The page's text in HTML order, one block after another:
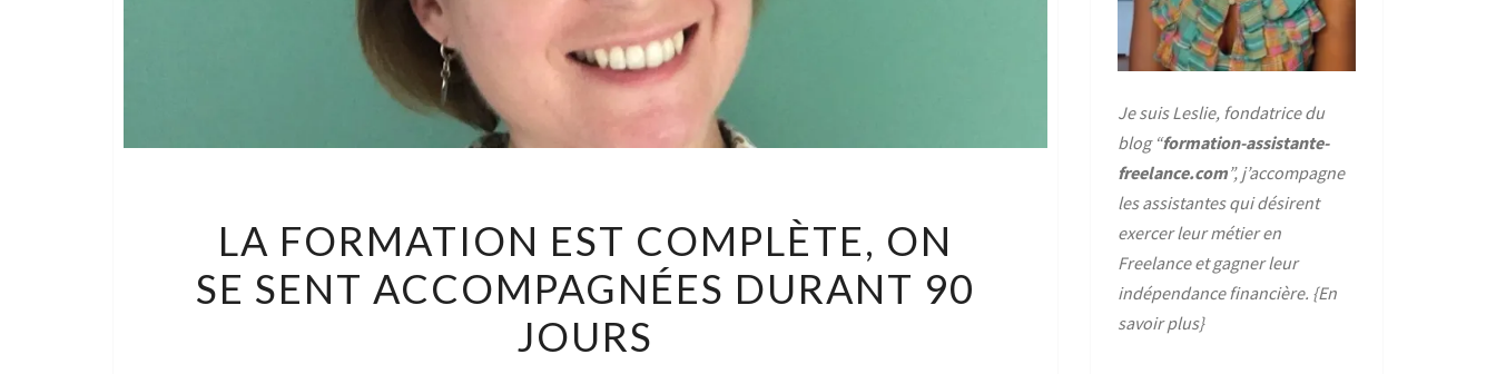
FORMATION
EST
COMPLÈTE,
ON
LA FORMATION EST COMPLÈTE, ON
SE SENT ACCOMPAGNÉES DURANT 90
JOURS
Je suis Leslie, fondatrice du
blog “formation-assistante-
freelance.com”, j’accompagne
les assistantes qui désirent
exercer leur métier en
Freelance et gagner leur
indépendance financière. {En
savoir plus}